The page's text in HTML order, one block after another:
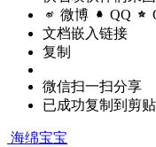
微博 QQ
文档嵌入链接
复制
微信扫一扫分享
已成功复制到剪
海绵宝宝